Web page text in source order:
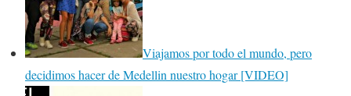
Viajamos por todo el mundo, pero
decidimos hacer de Medellin nuestro hogar [VIDEO]